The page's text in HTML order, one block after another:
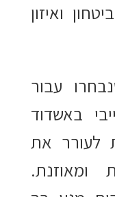
ואיזון
עבור
באשדוד
לעורר את
ומאוזנת.